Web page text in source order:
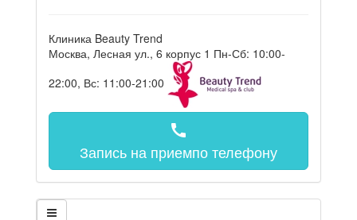
Клиника Beauty Trend
Москва, Лесная ул., 6 корпус 1 Пн-Сб: 10:00-
22:00, Вс: 11:00-21:00
call
Запись на приемпо телефону